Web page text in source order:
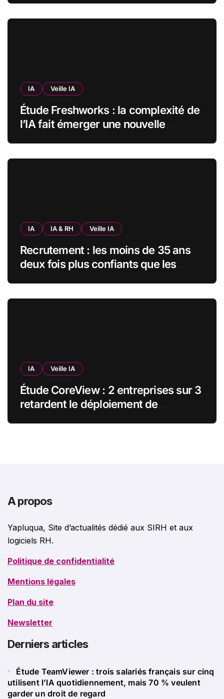
IA Veille IA
Étude Freshworks : la complexité de
l’IA fait émerger une nouvelle
IA IA & RH Veille IA
Recrutement : les moins de 35 ans
deux fois plus confiants que les
IA Veille IA
Étude CoreView : 2 entreprises sur 3
retardent le déploiement de
A propos
Yapluqua, Site d’actualités dédié aux SIRH et aux
logiciels RH.
Politique de confidentialité
Mentions légales
Plan du site
Newsletter
Derniers articles
Étude TeamViewer : trois salariés français sur cinq
utilisent l’IA quotidiennement, mais 70 % veulent
garder un droit de regard